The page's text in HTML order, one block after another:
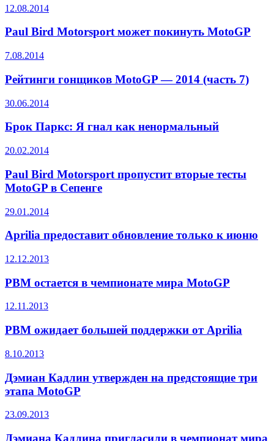
12.08.2014
Paul Bird Motorsport может покинуть MotoGP
7.08.2014
Рейтинги гонщиков MotoGP — 2014 (часть 7)
30.06.2014
Брок Паркс: Я гнал как ненормальный
20.02.2014
Paul Bird Motorsport пропустит вторые тесты
MotoGP в Сепенге
29.01.2014
Aprilia предоставит обновление только к июню
12.12.2013
PBM остается в чемпионате мира MotoGP
12.11.2013
PBM ожидает большей поддержки от Aprilia
8.10.2013
Дэмиан Кадлин утвержден на предстоящие три
этапа MotoGP
23.09.2013
Дэмиана Кадлина пригласили в чемпионат мира